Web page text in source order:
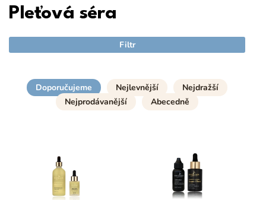
Pleťová séra
Filtr
Doporučujeme Nejlevnější
Nejdražší
Nejprodávanější
Abecedně